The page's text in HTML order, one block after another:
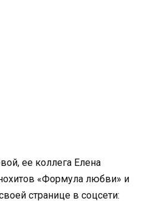
ее коллега Елена
«Формула любви» и
странице в соцсети: